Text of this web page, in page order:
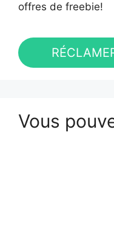
offres de freebie!
Vous